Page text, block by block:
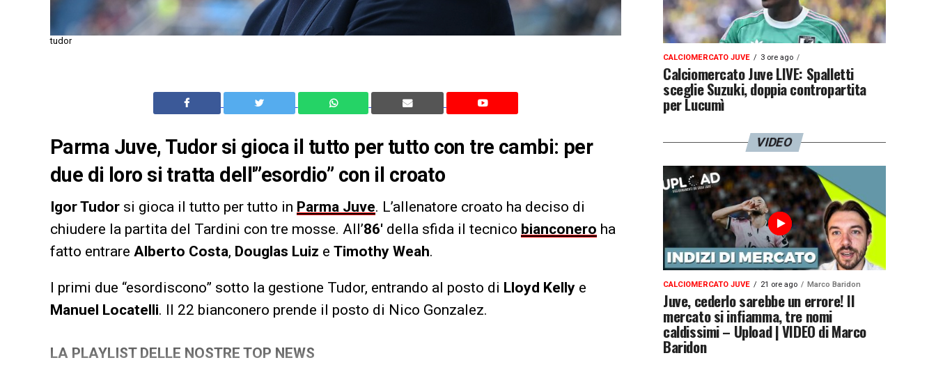
tudor
Parma Juve, Tudor si gioca il tutto per tutto con tre cambi: per
due di loro si tratta dell'”esordio” con il croato
Igor Tudor si gioca il tutto per tutto in Parma Juve. L’allenatore croato ha deciso di
chiudere la partita del Tardini con tre mosse. All’86′ della sfida il tecnico bianconero ha
fatto entrare Alberto Costa, Douglas Luiz e Timothy Weah.
I primi due “esordiscono” sotto la gestione Tudor, entrando al posto di Lloyd Kelly e
Manuel Locatelli. Il 22 bianconero prende il posto di Nico Gonzalez.
LA PLAYLIST DELLE NOSTRE TOP NEWS
CALCIOMERCATO JUVE 3 ore ago
Calciomercato Juve LIVE: Spalletti
sceglie Suzuki, doppia contropartita
per Lucumì
VIDEO
CALCIOMERCATO JUVE 21 ore ago Marco Baridon
Juve, cederlo sarebbe un errore! Il
mercato si infiamma, tre nomi
caldissimi – Upload | VIDEO di Marco
Baridon